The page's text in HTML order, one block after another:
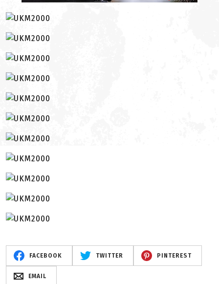
FACEBOOK TWITTER PINTEREST
EMAIL